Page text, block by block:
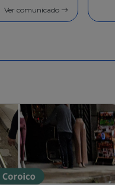
Ver comunicado